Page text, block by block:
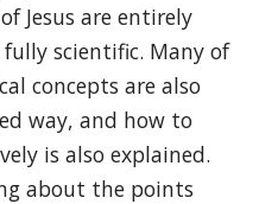
Jesus are entirely
scientific. Many of
concepts are also
way, and how to
is also explained.
about the points